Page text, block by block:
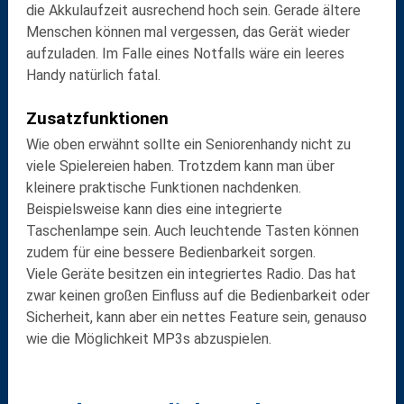
die Akkulaufzeit ausrechend hoch sein. Gerade ältere
Menschen können mal vergessen, das Gerät wieder
aufzuladen. Im Falle eines Notfalls wäre ein leeres
Handy natürlich fatal.
Zusatzfunktionen
Wie oben erwähnt sollte ein Seniorenhandy nicht zu
viele Spielereien haben. Trotzdem kann man über
kleinere praktische Funktionen nachdenken.
Beispielsweise kann dies eine integrierte
Taschenlampe sein. Auch leuchtende Tasten können
zudem für eine bessere Bedienbarkeit sorgen.
Viele Geräte besitzen ein integriertes Radio. Das hat
zwar keinen großen Einfluss auf die Bedienbarkeit oder
Sicherheit, kann aber ein nettes Feature sein, genauso
wie die Möglichkeit MP3s abzuspielen.